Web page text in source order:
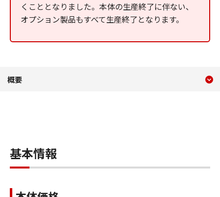
くこととなりました。本体の生産終了に伴ない、
オプション製品もすべて生産終了となります。
概要 iR W1040／W1040N
概要
基本情報